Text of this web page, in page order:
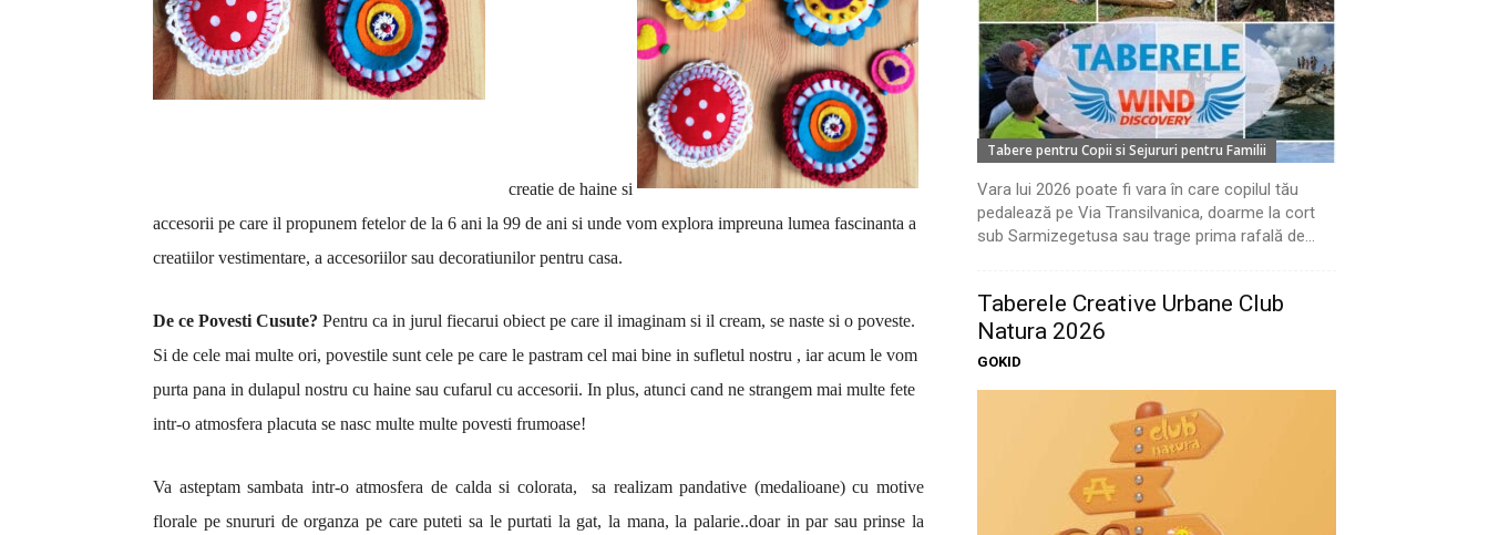
creatie de haine si
accesorii pe care il propunem fetelor de la 6 ani la 99 de ani si unde vom explora impreuna lumea fascinanta a
creatiilor vestimentare, a accesoriilor sau decoratiunilor pentru casa.
De ce Povesti Cusute? Pentru ca in jurul fiecarui obiect pe care il imaginam si il cream, se naste si o poveste.
Si de cele mai multe ori, povestile sunt cele pe care le pastram cel mai bine in sufletul nostru , iar acum le vom
purta pana in dulapul nostru cu haine sau cufarul cu accesorii. In plus, atunci cand ne strangem mai multe fete
intr-o atmosfera placuta se nasc multe multe povesti frumoase!
Va asteptam sambata intr-o atmosfera de calda si colorata, sa realizam pandative (medalioane) cu motive
florale pe snururi de organza pe care puteti sa le purtati la gat, la mana, la palarie..doar in par sau prinse la
Tabere pentru Copii si Sejururi pentru Familii
Vara lui 2026 poate fi vara în care copilul tău
pedalează pe Via Transilvanica, doarme la cort
sub Sarmizegetusa sau trage prima rafală de...
Taberele Creative Urbane Club
Natura 2026
GOKID